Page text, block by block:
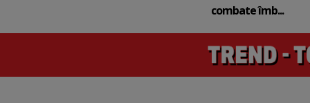
combate îmb...